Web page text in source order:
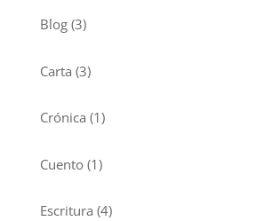
Blog(3)
Carta (3)
Crónica (1)
Cuento(1)
Escritura (4)